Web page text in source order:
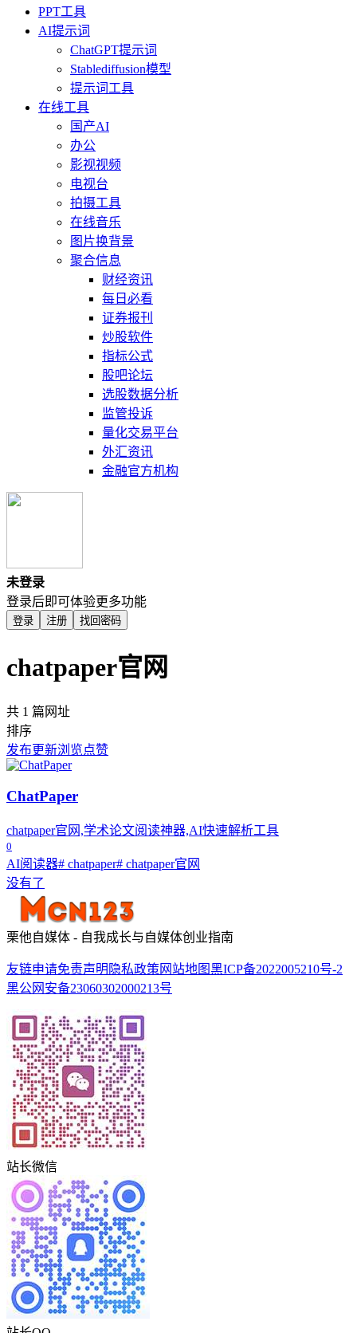
PPT工具
AI提示词
ChatGPT提示词
Stablediffusion模型
提示词工具
在线工具
国产AI
办公
影视视频
电视台
拍摄工具
在线音乐
图片换背景
聚合信息
财经资讯
每日必看
证券报刊
炒股软件
指标公式
股吧论坛
选股数据分析
监管投诉
量化交易平台
外汇资讯
金融官方机构
未登录
登录后即可体验更多功能
登录 注册 找回密码
chatpaper官网
共 1 篇网址
排序
发布更新浏览点赞
ChatPaper
chatpaper官网,学术论文阅读神器,AI快速解析工具
0
AI阅读器# chatpaper# chatpaper官网
没有了
栗他自媒体 - 自我成长与自媒体创业指南
友链申请免责声明 隐私政策 网站地图黑ICP备2022005210号-2
黑公网安备23060302000213号
站长微信